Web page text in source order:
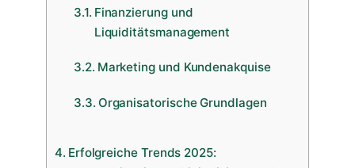
Finanzierung und
Liquiditätsmanagement
Marketing und Kundenakquise
Organisatorische Grundlagen
Erfolgreiche Trends 2025: